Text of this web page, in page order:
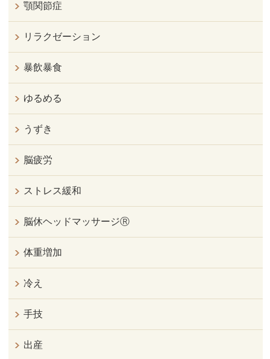
顎関節症
リラクゼーション
暴飲暴食
ゆるめる
うずき
脳疲労
ストレス緩和
脳休ヘッドマッサージⓇ
体重増加
冷え
手技
出産